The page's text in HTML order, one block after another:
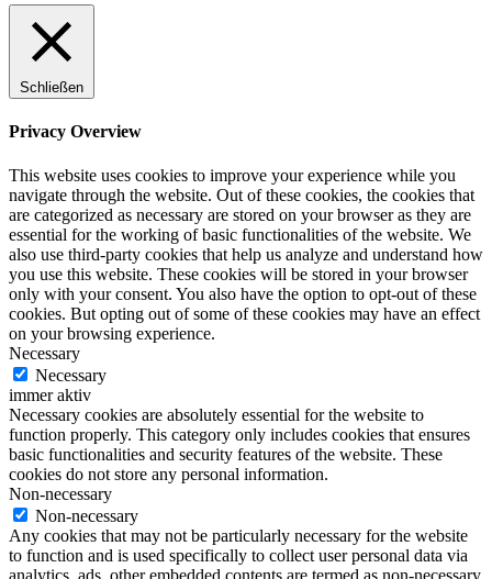
Schließen
Privacy Overview
This website uses cookies to improve your experience while you
navigate through the website. Out of these cookies, the cookies that
are categorized as necessary are stored on your browser as they are
essential for the working of basic functionalities of the website. We
also use third-party cookies that help us analyze and understand how
you use this website. These cookies will be stored in your browser
only with your consent. You also have the option to opt-out of these
cookies. But opting out of some of these cookies may have an effect
on your browsing experience.
Necessary
Necessary
immer aktiv
Necessary cookies are absolutely essential for the website to
function properly. This category only includes cookies that ensures
basic functionalities and security features of the website. These
cookies do not store any personal information.
Non-necessary
Non-necessary
Any cookies that may not be particularly necessary for the website
to function and is used specifically to collect user personal data via
analytics, ads, other embedded contents are termed as non-necessary